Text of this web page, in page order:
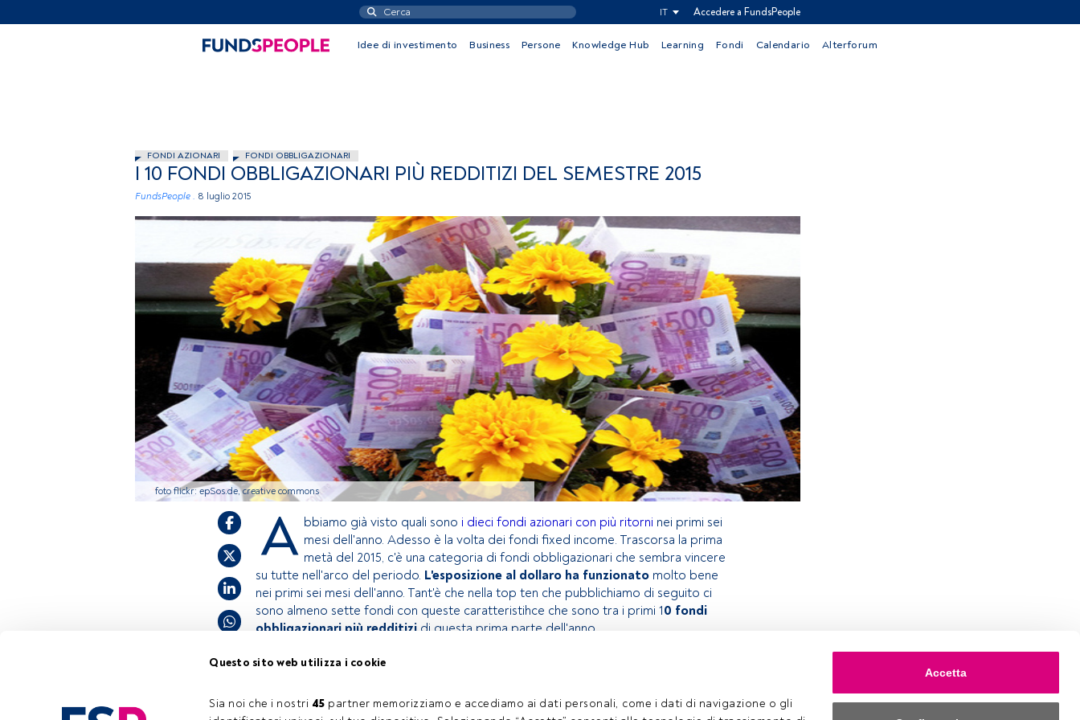
Questo sito web utilizza i cookie
Sia noi che i nostri 45 partner memorizziamo e accediamo ai dati personali, come i dati di navigazione o gli
Accetta
IT Accedere a FundsPeople
Idee di investimento Business Persone Knowledge Hub Learning Fondi Calendario Alterforum
FONDI AZIONARI FONDI OBBLIGAZIONARI
I 10 FONDI OBBLIGAZIONARI PIÙ REDDITIZI DEL SEMESTRE 2015
FundsPeople . 8 luglio 2015
foto flickr: epSos.de, creative commons
Tempo di lettura: 2 min.
A bbiamo già visto quali sono i dieci fondi azionari con più ritorni nei primi sei
mesi dell'anno. Adesso è la volta dei fondi fixed income. Trascorsa la prima
metà del 2015, c'è una categoria di fondi obbligazionari che sembra vincere
su tutte nell'arco del periodo. L'esposizione al dollaro ha funzionato molto bene
nei primi sei mesi dell'anno. Tant'è che nella top ten che pubblichiamo di seguito ci
sono almeno sette fondi con queste caratteristihce che sono tra i primi 10 fondi
obbligazionari più redditizi di questa prima parte dell'anno.
accedi tramite il pulsante Login. Se non hai ancora un account, ti invitiamo a